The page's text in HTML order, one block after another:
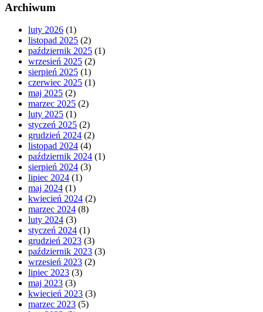
Archiwum
luty 2026 (1)
listopad 2025 (2)
październik 2025 (1)
wrzesień 2025 (2)
sierpień 2025 (1)
czerwiec 2025 (1)
maj 2025 (2)
marzec 2025 (2)
luty 2025 (1)
styczeń 2025 (2)
grudzień 2024 (2)
listopad 2024 (4)
październik 2024 (1)
sierpień 2024 (3)
lipiec 2024 (1)
maj 2024 (1)
kwiecień 2024 (2)
marzec 2024 (8)
luty 2024 (3)
styczeń 2024 (1)
grudzień 2023 (3)
październik 2023 (3)
wrzesień 2023 (2)
lipiec 2023 (3)
maj 2023 (3)
kwiecień 2023 (3)
marzec 2023 (5)